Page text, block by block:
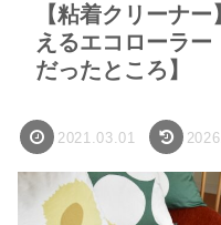
【粘着クリーナ
えるエコローラ
だったところ】
2021.03.01